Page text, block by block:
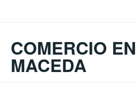
COMERCIO EN
MACEDA